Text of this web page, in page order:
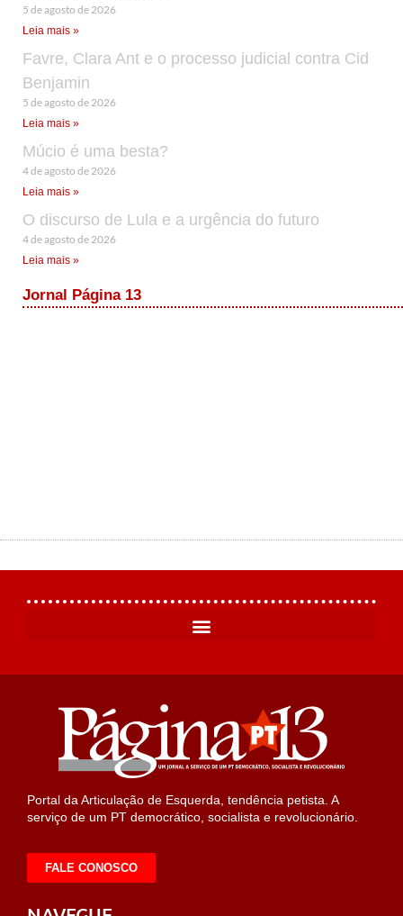
5 de agosto de 2026
Leia mais »
Favre, Clara Ant e o processo judicial contra Cid
Benjamin
5 de agosto de 2026
Leia mais »
Múcio é uma besta?
4 de agosto de 2026
Leia mais »
O discurso de Lula e a urgência do futuro
4 de agosto de 2026
Leia mais »
Jornal Página 13
Portal da Articulação de Esquerda, tendência petista. A
serviço de um PT democrático, socialista e revolucionário.
FALE CONOSCO